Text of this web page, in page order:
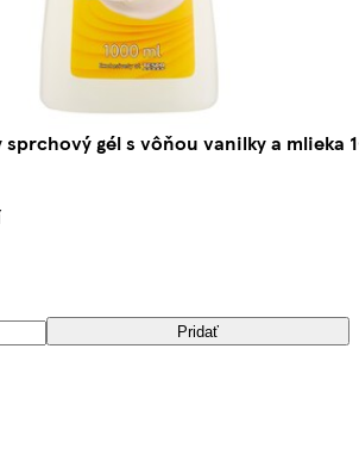
gél s vôňou vanilky a mlieka
Pridať